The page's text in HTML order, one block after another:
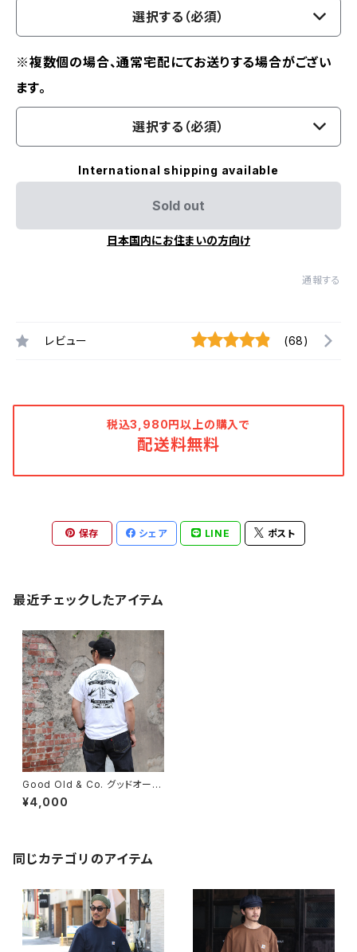
選択する（必須）
※複数個の場合、通常宅配にてお送りする場合がござい
ます。
選択する（必須）
International shipping available
Sold out
日本国内にお住まいの方向け
通報する
レビュー (68)
税込3,980円以上の購入で
配送料無料
保存 シェア LINE ポスト
最近チェックしたアイテム
Good Old & Co. グッドオール
ド Souvenir T-Shirts スーベ
ニアTシャツ 半袖 Tシャツ バッ
¥4,000
同じカテゴリのアイテム